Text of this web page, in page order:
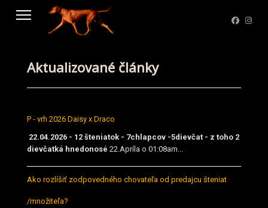
Aktualizované články
P - vrh 2026 Daisy x Draco
22.04.2026 - 12 šteniatok - 7chlapcov -5dievčat - z toho 2
dievčatká hnedonosé 22.Apríla o 01:08am...
Ako rozlíšiť zodpovedného chovateľa od predajcu šteniat
/množiteľa?